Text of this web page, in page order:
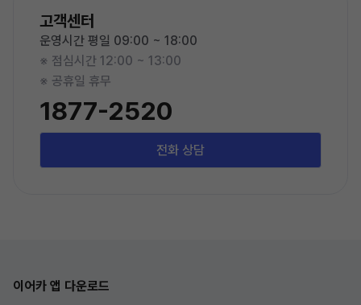
고객센터
운영시간 평일 09:00 ~ 18:00
※ 점심시간 12:00 ~ 13:00
※ 공휴일 휴무
1877-2520
전화 상담
이어카 앱 다운로드